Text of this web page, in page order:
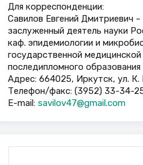
Для корреспонденции:
Савилов Евгений Дмитриевич
заслуженный деятель науки
каф. эпидемиологии и
государственной
последипломного образования
Адрес: 664025, Иркутск, ул. К.
Телефон/факс: (3952) 33-34-
E-mail: savilov47@gmail.com